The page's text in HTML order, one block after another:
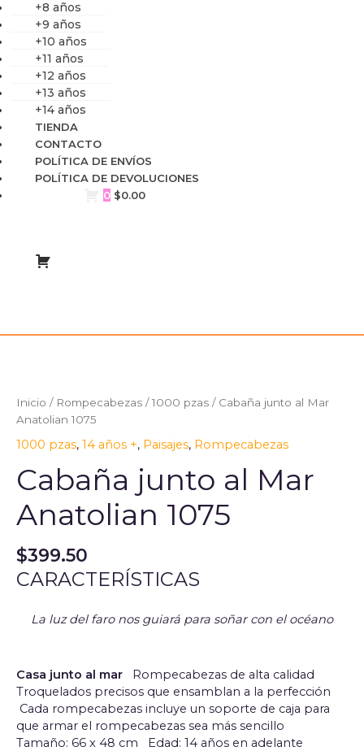
+8 años
+9 años
+10 años
+11 años
+12 años
+13 años
+14 años
TIENDA
CONTACTO
POLÍTICA DE ENVÍOS
POLÍTICA DE DEVOLUCIONES
0 $0.00
Inicio / Rompecabezas /1000 pzas / Cabaña junto al Mar
Anatolian 1075
1000 pzas, 14 años +, Paisajes, Rompecabezas
Cabaña junto al Mar
Anatolian 1075
$399.50
CARACTERÍSTICAS
La luz del faro nos guiará para soñar con el océano
Casa junto al mar Rompecabezas de alta calidad
Troquelados precisos que ensamblan a la perfección
Cada rompecabezas incluye un soporte de caja para
que armar el rompecabezas sea más sencillo
Tamaño: 66 x 48 cm Edad: 14 años en adelante